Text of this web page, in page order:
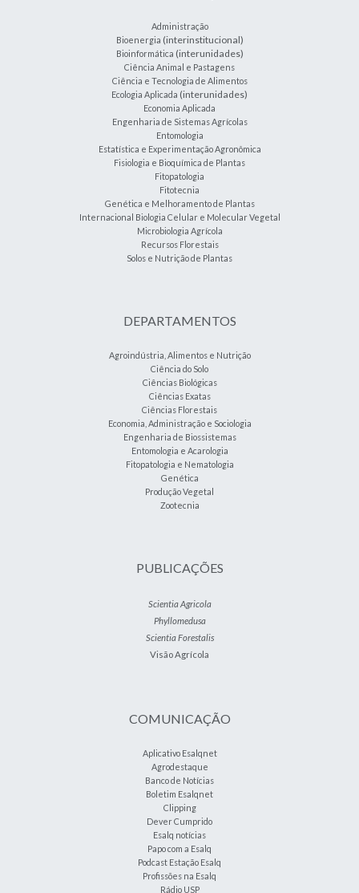
Administração
Bioenergia (interinstitucional)
Bioinformática (interunidades)
Ciência Animal e Pastagens
Ciência e Tecnologia de Alimentos
Ecologia Aplicada (interunidades)
Economia Aplicada
Engenharia de Sistemas Agrícolas
Entomologia
Estatística e Experimentação Agronômica
Fisiologia e Bioquímica de Plantas
Fitopatologia
Fitotecnia
Genética e Melhoramento de Plantas
Internacional Biologia Celular e Molecular Vegetal
Microbiologia Agrícola
Recursos Florestais
Solos e Nutrição de Plantas
DEPARTAMENTOS
Agroindústria, Alimentos e Nutrição
Ciência do Solo
Ciências Biológicas
Ciências Exatas
Ciências Florestais
Economia, Administração e Sociologia
Engenharia de Biossistemas
Entomologia e Acarologia
Fitopatologia e Nematologia
Genética
Produção Vegetal
Zootecnia
PUBLICAÇÕES
Scientia Agricola
Phyllomedusa
Scientia Forestalis
Visão Agrícola
COMUNICAÇÃO
Aplicativo Esalqnet
Agrodestaque
Banco de Notícias
Boletim Esalqnet
Clipping
Dever Cumprido
Esalq notícias
Papo com a Esalq
Podcast Estação Esalq
Profissões na Esalq
Rádio USP